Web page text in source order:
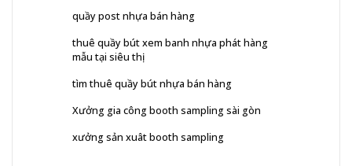
quầy post nhựa bán hàng
thuê quầy bút xem banh nhựa phát hàng
mẫu tại siêu thị
tìm thuê quầy bút nhựa bán hàng
Xưởng gia công booth sampling sài gòn
xưởng sản xuât booth sampling